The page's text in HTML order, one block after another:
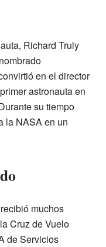
Richard Truly
en el director
astronauta en
su tiempo
la NASA en un
muchos
Cruz de Vuelo
de Servicios